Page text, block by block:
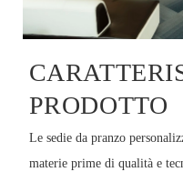
PRODOTTO
Le sedie da pranzo
materie prime di qualità e